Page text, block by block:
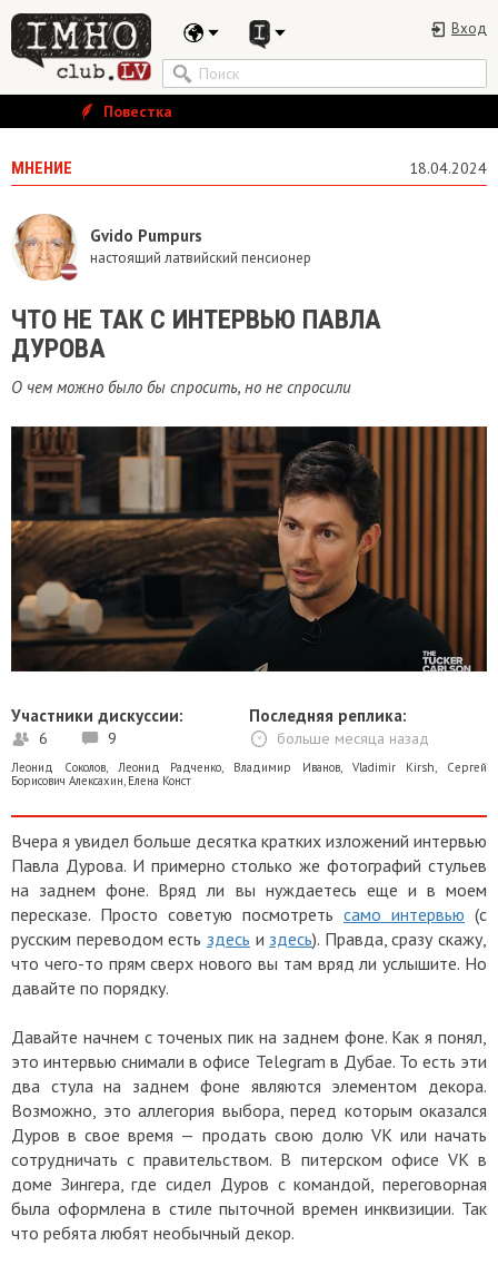
Вход
Повестка
МНЕНИЕ 18.04.2024
Gvido Pumpurs
настоящий латвийский пенсионер
ЧТО НЕ ТАК С ИНТЕРВЬЮ ПАВЛА
ДУРОВА
О чем можно было бы спросить, но не спросили
Участники дискуссии:
6 9
Последняя реплика:
больше месяца назад
Леонид Соколов, Леонид Радченко, Владимир Иванов, Vladimir Kirsh, Сергей
Борисович Алексахин, Елена Конст
Вчера я увидел больше десятка кратких изложений интервью
Павла Дурова. И примерно столько же фотографий стульев
на заднем фоне. Вряд ли вы нуждаетесь еще и в моем
пересказе. Просто советую посмотреть само интервью (с
русским переводом есть здесь и здесь). Правда, сразу скажу,
что чего-то прям сверх нового вы там вряд ли услышите. Но
давайте по порядку.
Давайте начнем с точеных пик на заднем фоне. Как я понял,
это интервью снимали в офисе Telegram в Дубае. То есть эти
два стула на заднем фоне являются элементом декора.
Возможно, это аллегория выбора, перед которым оказался
Дуров в свое время — продать свою долю VK или начать
сотрудничать с правительством. В питерском офисе VK в
доме Зингера, где сидел Дуров с командой, переговорная
была оформлена в стиле пыточной времен инквизиции. Так
что ребята любят необычный декор.